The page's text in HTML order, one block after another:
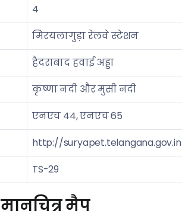
4
मिरयलागुड़ा रेलवे स्टेशन
हैदराबाद हवाई अड्डा
कृष्णा नदी और मुसी नदी
एनएच 44, एनएच 65
http://suryapet.telangana.gov.in
TS-29
मैप